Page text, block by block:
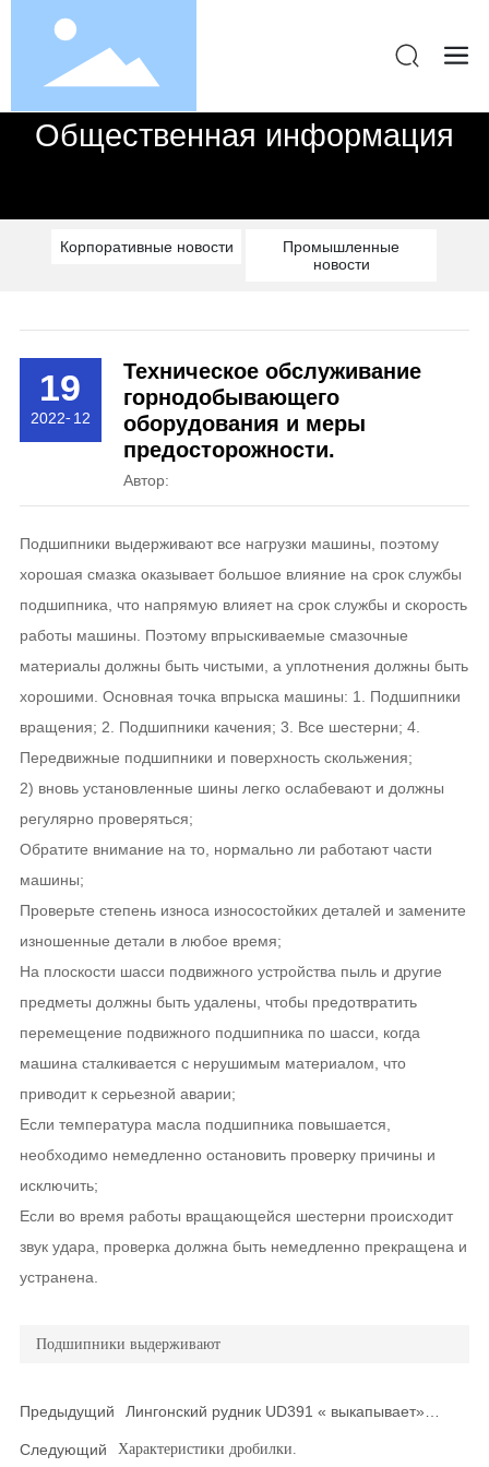
Общественная информация
Корпоративные новости
Промышленные
новости
19
2022- 12
Техническое обслуживание
горнодобывающего
оборудования и меры
предосторожности.
Автор:
Подшипники выдерживают все нагрузки машины, поэтому
хорошая смазка оказывает большое влияние на срок службы
подшипника, что напрямую влияет на срок службы и скорость
работы машины. Поэтому впрыскиваемые смазочные
материалы должны быть чистыми, а уплотнения должны быть
хорошими. Основная точка впрыска машины: 1. Подшипники
вращения; 2. Подшипники качения; 3. Все шестерни; 4.
Передвижные подшипники и поверхность скольжения;
2) вновь установленные шины легко ослабевают и должны
регулярно проверяться;
Обратите внимание на то, нормально ли работают части
машины;
Проверьте степень износа износостойких деталей и замените
изношенные детали в любое время;
На плоскости шасси подвижного устройства пыль и другие
предметы должны быть удалены, чтобы предотвратить
перемещение подвижного подшипника по шасси, когда
машина сталкивается с нерушимым материалом, что
приводит к серьезной аварии;
Если температура масла подшипника повышается,
необходимо немедленно остановить проверку причины и
исключить;
Если во время работы вращающейся шестерни происходит
звук удара, проверка должна быть немедленно прекращена и
устранена.
Подшипники выдерживают
Предыдущий
Лингонский рудник UD391 « выкапывает»
тысячи миль, чтобы помочь в строительстве
Следующий Характеристики дробилки.